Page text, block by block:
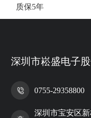
质保5年
深圳市崧盛电子
0755-29358800
深圳市宝安区